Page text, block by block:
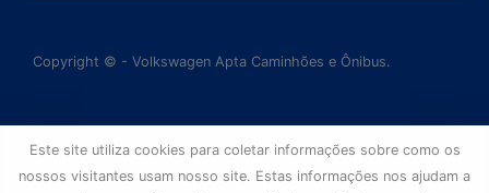
Copyright © - Volkswagen Apta Caminhões e Ônibus.
Este site utiliza cookies para coletar informações sobre como os
nossos visitantes usam nosso site. Estas informações nos ajudam a